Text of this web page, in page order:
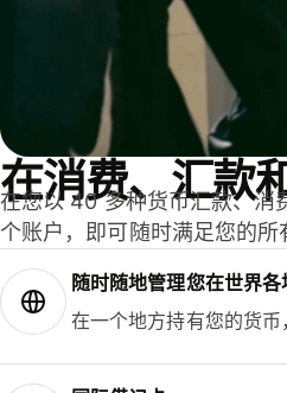
在消费、汇款
在您以 40 多种货币汇款、消
个账户，即可随时满足您的所
随时随地管理您在世界各
在一个地方持有您的货币